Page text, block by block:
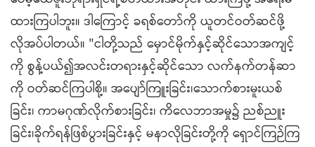
ထားကြပါဘူး။ ဒါကြောင့် ခရစ်တော်ကို ယူတင်ဝတ်ဆင်ဖို့
လိုအပ်ပါတယ်။ "ငါတို့သည် မှောင်မိုက်နှင့်ဆိုင်သောအကျင့်
ကို စွန့်ပယ်၍အလင်းတရားနှင့်ဆိုင်သော လက်နက်တန်ဆာ
ကို ဝတ်ဆင်ကြပါစို့။ အပျော်ကြူးခြင်း၊သောက်စားမူးယစ်
ခြင်း၊ ကာမဂုဏ်လိုက်စားခြင်း၊ ကိလေဘာအမှု၌ ညစ်ညူး
ခြင်း၊ခိုက်ရန်ဖြစ်ပွားခြင်းနှင့် မနာလိုခြင်းတို့ကို ရှောင်ကြဉ်ကြ